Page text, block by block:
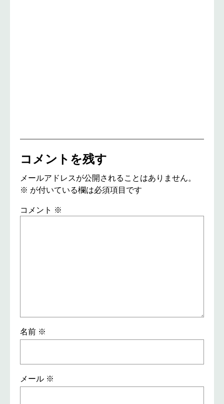
コメントを残す
メールアドレスが公開されることはありません。
※ が付いている欄は必須項目です
コメント ※
名前 ※
メール ※